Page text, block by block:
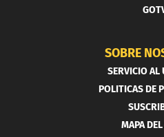
SOBRE
SERVICIO AL
POLITICAS DE
MAPA